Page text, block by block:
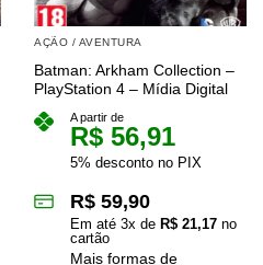
AÇÃO / AVENTURA
Batman: Arkham Collection –
PlayStation 4 – Mídia Digital
A partir de
R$ 56,91
5% desconto no PIX
R$ 59,90
Em até 3x de R$ 21,17 no
cartão
Mais formas de